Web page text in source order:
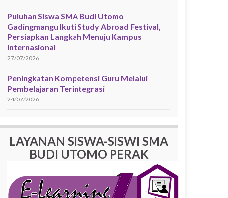
Puluhan Siswa SMA Budi Utomo
Gadingmangu Ikuti Study Abroad Festival,
Persiapkan Langkah Menuju Kampus
Internasional
27/07/2026
Peningkatan Kompetensi Guru Melalui
Pembelajaran Terintegrasi
24/07/2026
LAYANAN SISWA-SISWI SMA
BUDI UTOMO PERAK